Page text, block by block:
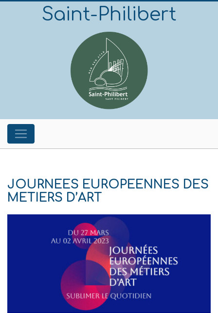
Saint-Philibert
JOURNEES EUROPEENNES DES
METIERS D’ART